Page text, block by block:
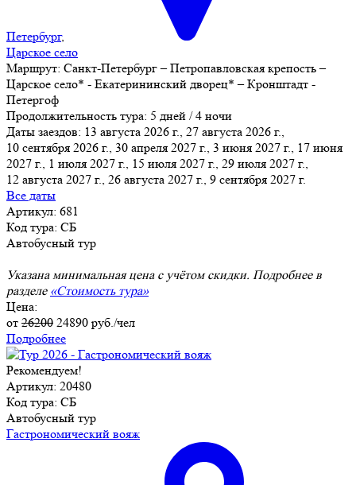
Петербург,
Царское село
Маршрут: Санкт-Петербург – Петропавловская крепость –
Царское село* - Екатерининский дворец* – Кронштадт -
Петергоф
Продолжительность тура: 5 дней / 4 ночи
Даты заездов: 13 августа 2026 г., 27 августа 2026 г.,
10 сентября 2026 г., 30 апреля 2027 г., 3 июня 2027 г., 17 июня
2027 г., 1 июля 2027 г., 15 июля 2027 г., 29 июля 2027 г.,
12 августа 2027 г., 26 августа 2027 г., 9 сентября 2027 г.
Все даты
Артикул: 681
Код тура: СБ
Автобусный тур
Указана минимальная цена с учётом скидки. Подробнее в
разделе «Стоимость тура»
Цена:
от 26200 24890 руб./чел
Подробнее
Рекомендуем!
Артикул: 20480
Код тура: СБ
Автобусный тур
Гастрономический вояж